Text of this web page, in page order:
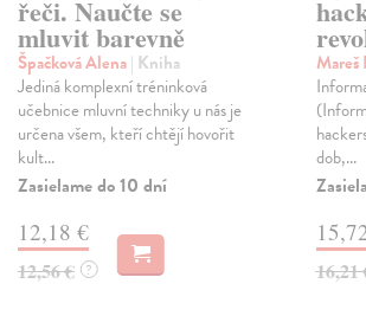
řeči. Naučte se
mluvit barevně
Špačková Alena| Kniha
Jediná komplexní tréninková
učebnice mluvní techniky u nás je
určena všem, kteří chtějí hovořit
kult...
Zasielame do 10 dní
12,18 €
12,56 € ?
Mareš
dob,...
16,21